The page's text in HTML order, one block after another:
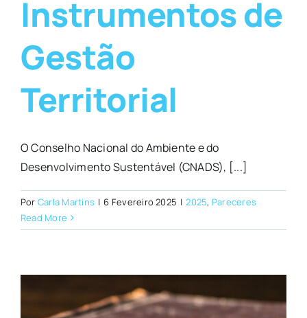
Instrumentos de
Gestão
Territorial
O Conselho Nacional do Ambiente e do
Desenvolvimento Sustentável (CNADS), [...]
Por Carla Martins | 6 Fevereiro 2025 | 2025, Pareceres
Read More